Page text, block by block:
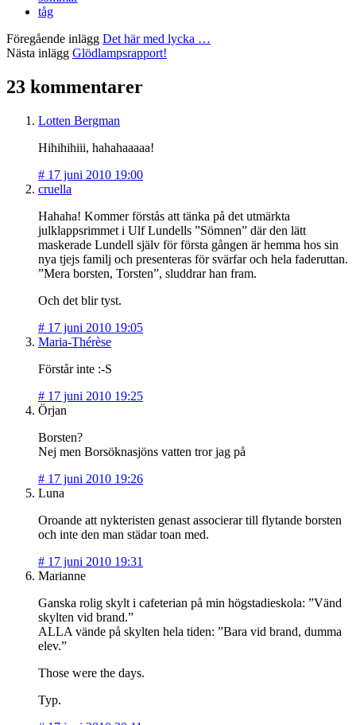
tåg
Föregående inlägg Det här med lycka …
Nästa inlägg Glödlampsrapport!
23 kommentarer
Lotten Bergman
Hihihihiii, hahahaaaaa!
# 17 juni 2010 19:00
cruella
Hahaha! Kommer förstås att tänka på det utmärkta
julklappsrimmet i Ulf Lundells ”Sömnen” där den lätt
maskerade Lundell själv för första gången är hemma hos sin
nya tjejs familj och presenteras för svärfar och hela faderuttan.
”Mera borsten, Torsten”, sluddrar han fram.
Och det blir tyst.
# 17 juni 2010 19:05
Maria-Thérèse
Förstår inte :-S
# 17 juni 2010 19:25
Örjan
Borsten?
Nej men Borsöknasjöns vatten tror jag på
# 17 juni 2010 19:26
Luna
Oroande att nykteristen genast associerar till flytande borsten
och inte den man städar toan med.
# 17 juni 2010 19:31
Marianne
Ganska rolig skylt i cafeterian på min högstadieskola: ”Vänd
skylten vid brand.”
ALLA vände på skylten hela tiden: ”Bara vid brand, dumma
elev.”
Those were the days.
Typ.